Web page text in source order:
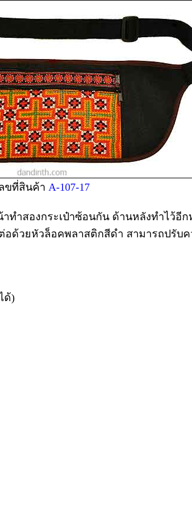
ขที่สินค้า A-107-17
ำสองกระเป๋าซ้อนกัน ด้านหลังทำไว้อี
ด้วยหัวล็อคพลาสติกสีดำ สามารถปรับ
ด้)